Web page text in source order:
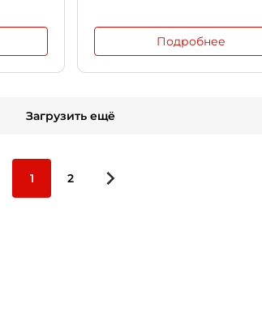
Подробнее
Загрузить ещё
1 2